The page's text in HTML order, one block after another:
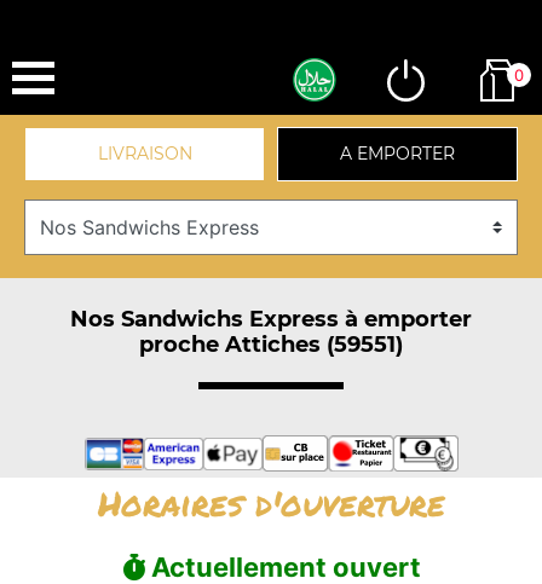
0
LIVRAISON A EMPORTER
Nos Sandwichs Express à emporter
proche Attiches (59551)
Horaires d'ouverture
Actuellement ouvert